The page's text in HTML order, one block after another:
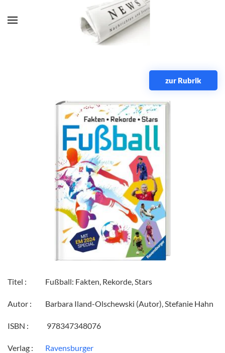
Zum Hauptinhalt springen
zur Rubrik
Titel : Fußball: Fakten, Rekorde, Stars
Autor : Barbara Iland-Olschewski (Autor), Stefanie Hahn
ISBN : ‎ 978347348076
Verlag : Ravensburger